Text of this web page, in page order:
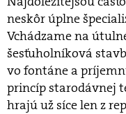
neskôr úplne
Vchádzame na
šesťuholníková
vo fontáne a
princíp starodávnej
hrajú už síce len z